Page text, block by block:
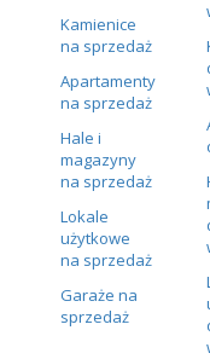
Kamienice
na sprzedaż
Apartamenty
na sprzedaż
Hale i
magazyny
na sprzedaż
Lokale
użytkowe
na sprzedaż
Garaże na
sprzedaż